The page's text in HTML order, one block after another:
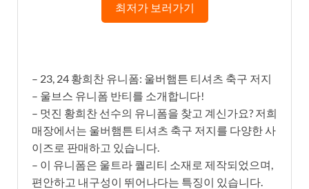
최저가 보러가기
– 23, 24 황희찬 유니폼: 울버햄튼 티셔츠 축구 저지
– 울브스 유니폼 반티를 소개합니다!
– 멋진 황희찬 선수의 유니폼을 찾고 계신가요? 저희
매장에서는 울버햄튼 티셔츠 축구 저지를 다양한 사
이즈로 판매하고 있습니다.
– 이 유니폼은 울트라 퀄리티 소재로 제작되었으며,
편안하고 내구성이 뛰어나다는 특징이 있습니다.